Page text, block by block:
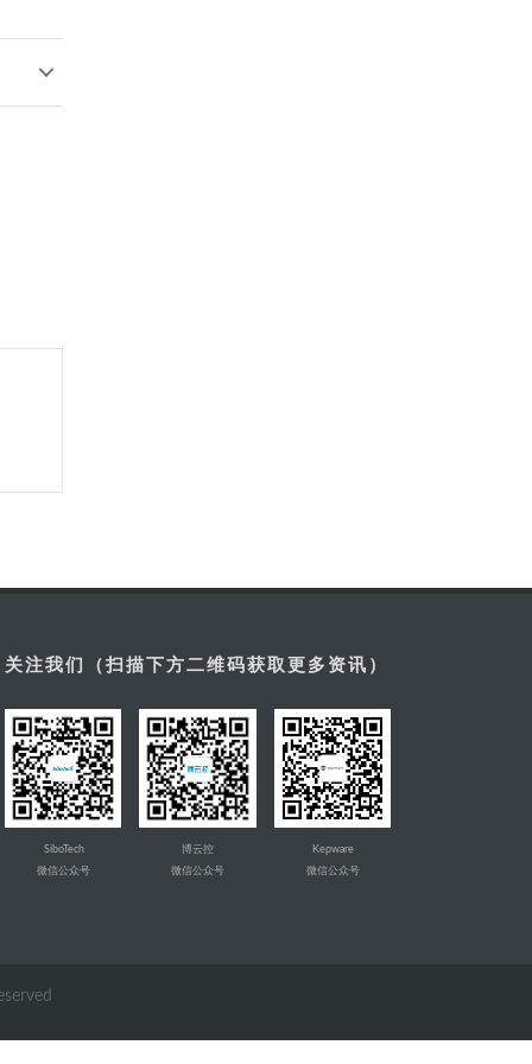
关注我们（扫描下方二维码获取更多资讯）
SiboTech
微信公众号
博云控
微信公众号
Kepware
微信公众号